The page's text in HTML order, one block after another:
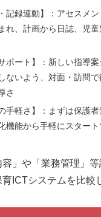
記録連動】：アセスメ
れ、計画から日誌、児
ポート】：新しい指導
ないよう、対面・訪問
さ
手軽さ】：まずは保護
機能から手軽にスタート
」や「業務管理」
ICTシステムを比較